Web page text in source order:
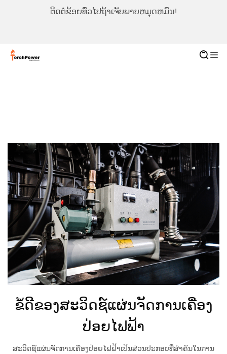
ຕິດຕໍ່ຂ້ອຍທົ່ວໄປຖ້າເຈັບພາບຫມຸດຫມົນ!
ຂໍ້ດີຂອງສະວິດຊ໌ແຜ່ນຈັດການເຄື່ອງ
ປ່ອຍໄຟຟ້າ
ສະວິດຊ໌ແຜ່ນຈັດການເຄື່ອງປ່ອຍໄຟຟ້າເປັນສ່ວນປະກອບທີ່ສຳຄັນໃນການ